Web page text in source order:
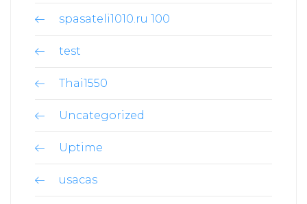
spasateli1010.ru 100
test
Thai1550
Uncategorized
Uptime
usacas